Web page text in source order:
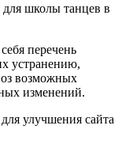
для школы танцев в
перечень
устранению,
возможных
изменений.
улучшения сайта